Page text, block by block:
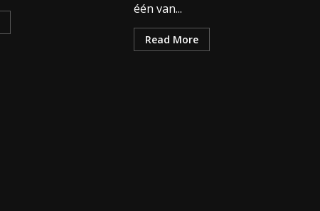
één van...
Read More